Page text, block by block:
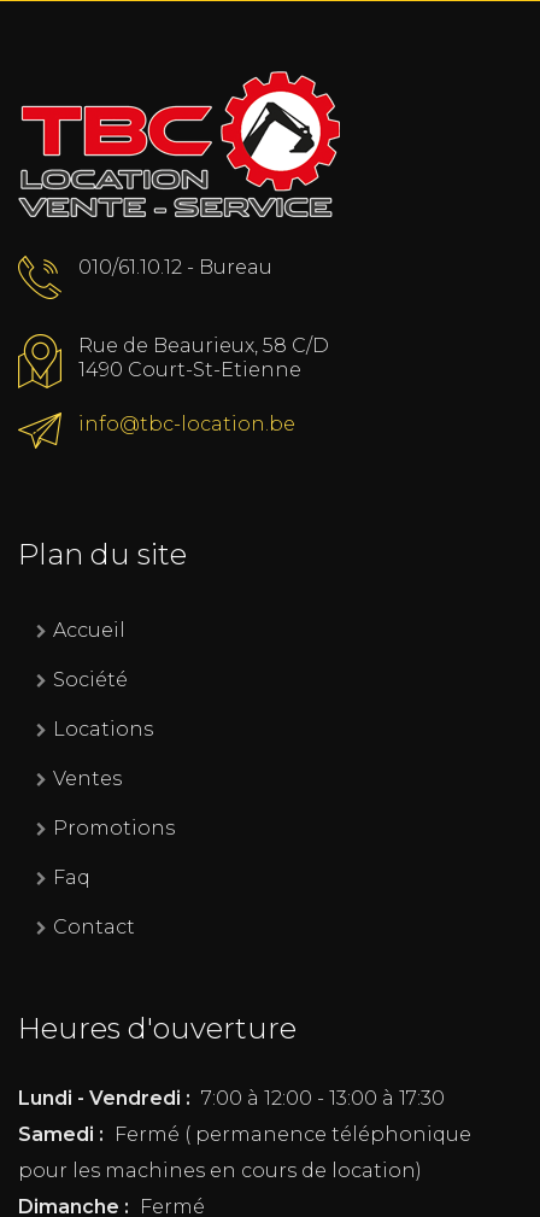
010/61.10.12 - Bureau
Rue de Beaurieux, 58 C/D
1490 Court-St-Etienne
info@tbc-location.be
Plan du site
Accueil
Société
Locations
Ventes
Promotions
Faq
Contact
Heures d'ouverture
Lundi - Vendredi : 7:00 à 12:00 - 13:00 à 17:30
Samedi :
Fermé ( permanence téléphonique
pour les machines en cours de location)
Dimanche :
Fermé